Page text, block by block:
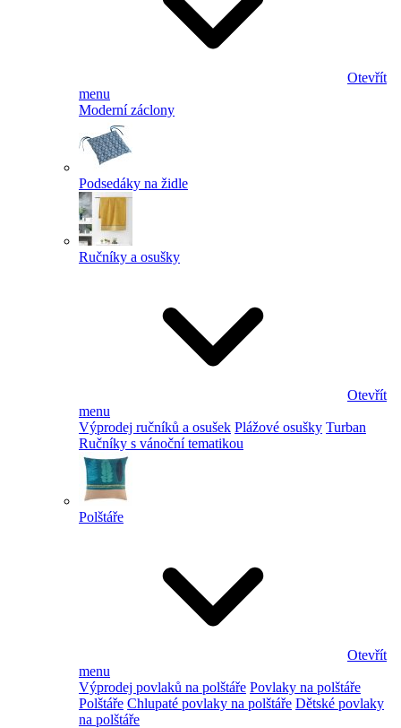
Otevřít
menu
Moderní záclony
Podsedáky na židle
Ručníky a osušky
Otevřít
menu
Výprodej ručníků a osušek Plážové osušky Turban
Ručníky s vánoční tematikou
Polštáře
Otevřít
menu
Výprodej povlaků na polštáře Povlaky na polštáře
Polštáře Chlupaté povlaky na polštáře Dětské povlaky
na polštáře